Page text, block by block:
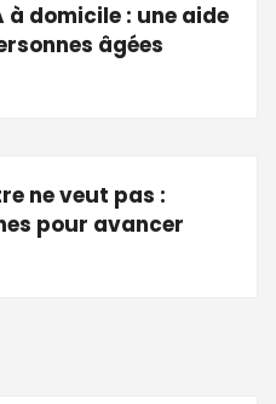
à domicile : une aide
âgées
ne veut pas :
pour avancer